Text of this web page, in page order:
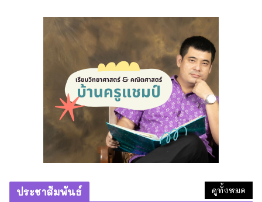
ติวเข้มสอบเข้า ม.1 คอร์ส “วิทย์วาซา
บิ” โดยครูแชมป์
ทำความดีที่วัดถ้ำพระธรรมมาสน์
1 สิงหาคม 2026
หลวงพ่อไสว ขนฺติพโล วัดสุนทร
ประดิษฐ์
ประชาสัมพันธ์ ดูทั้งหมด